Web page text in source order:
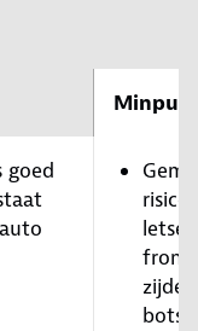
goed
risico
letsel